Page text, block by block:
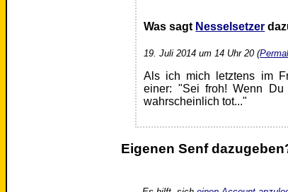
Was sagt Nesselsetzer
19. Juli 2014 um 14 Uhr 20 (
Als ich mich letztens im
einer: "Sei froh! Wenn
wahrscheinlich tot..."
Eigenen Senf